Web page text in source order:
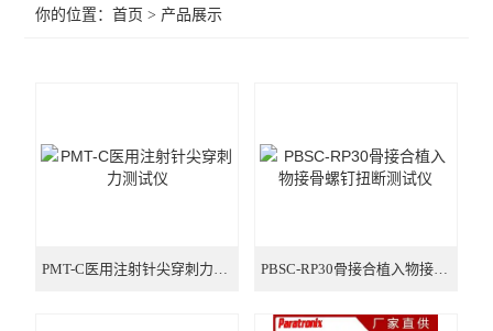
气体透过率测试仪
智能电子拉力试验机
你的位置：首页 > 产品展示
PMT-C医用注射针尖穿刺力测试仪 PBSC-RP30骨接合植入物接骨螺钉扭断测试仪